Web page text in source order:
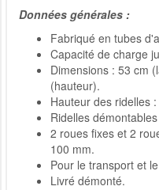
Données générales :
Fabriqué en tubes
Capacité de charge
Dimensions : 53 cm
(hauteur).
Hauteur des ridelles
Ridelles
2 roues fixes et 2
100 mm.
Pour le transport et
Livré démonté.